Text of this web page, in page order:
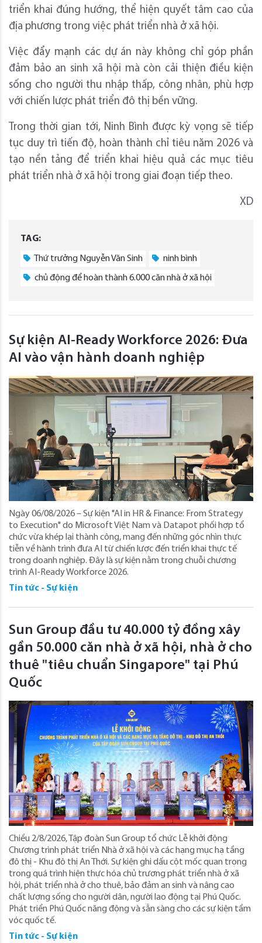
triển khai đúng hướng, thể hiện quyết tâm cao của
địa phương trong việc phát triển nhà ở xã hội.
Việc đẩy mạnh các dự án này không chỉ góp phần
đảm bảo an sinh xã hội mà còn cải thiện điều kiện
sống cho người thu nhập thấp, công nhân, phù hợp
với chiến lược phát triển đô thị bền vững.
Trong thời gian tới, Ninh Bình được kỳ vọng sẽ tiếp
tục duy trì tiến độ, hoàn thành chỉ tiêu năm 2026 và
tạo nền tảng để triển khai hiệu quả các mục tiêu
phát triển nhà ở xã hội trong giai đoạn tiếp theo.
XD
TAG:
Thứ trưởng Nguyễn Văn Sinh ninh bình
chủ động để hoàn thành 6.000 căn nhà ở xã hội
Sự kiện AI-Ready Workforce 2026: Đưa
AI vào vận hành doanh nghiệp
Ngày 06/08/2026 – Sự kiện "AI in HR & Finance: From Strategy
to Execution" do Microsoft Việt Nam và Datapot phối hợp tổ
chức vừa khép lại thành công, mang đến những góc nhìn thực
tiễn về hành trình đưa AI từ chiến lược đến triển khai thực tế
trong doanh nghiệp. Đây là sự kiện nằm trong chuỗi chương
trình AI-Ready Workforce 2026.
Tin tức - Sự kiện
Sun Group đầu tư 40.000 tỷ đồng xây
gần 50.000 căn nhà ở xã hội, nhà ở cho
thuê "tiêu chuẩn Singapore" tại Phú
Quốc
Chiều 2/8/2026, Tập đoàn Sun Group tổ chức Lễ khởi động
Chương trình phát triển Nhà ở xã hội và các hạng mục hạ tầng
đô thị - Khu đô thị An Thới. Sự kiện ghi dấu cột mốc quan trọng
trong quá trình hiện thực hóa chủ trương phát triển nhà ở xã
hội, phát triển nhà ở cho thuê, bảo đảm an sinh và nâng cao
chất lượng sống cho người dân, người lao động tại Phú Quốc.
Phát triển Phú Quốc năng động và sẵn sàng cho các sự kiện tầm
vóc quốc tế.
Tin tức - Sự kiện